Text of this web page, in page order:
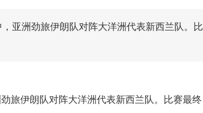
亚洲劲旅伊朗队对阵大洋洲代表新西兰队。比
旅伊朗队对阵大洋洲代表新西兰队。比赛最终